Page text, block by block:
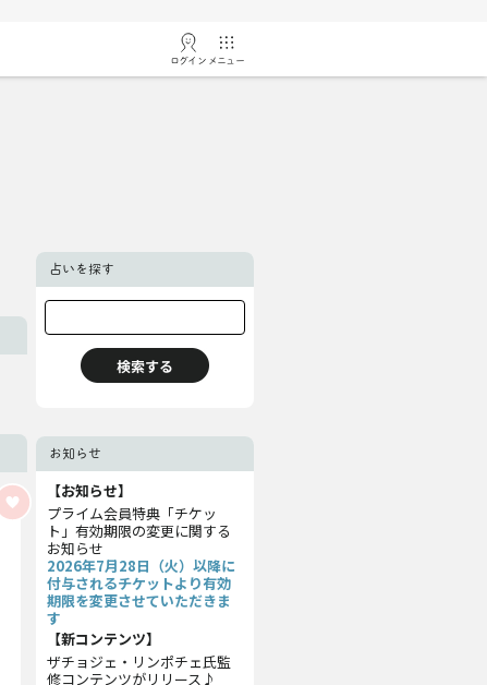
ログイン メニュー
占いを探す
お知らせ
【お知らせ】
プライム会員特典「チケッ
ト」有効期限の変更に関する
お知らせ
2026年7月28日（火）以降に
付与されるチケットより有効
期限を変更させていただきま
す
【新コンテンツ】
ザチョジェ・リンポチェ氏監
修コンテンツがリリース♪